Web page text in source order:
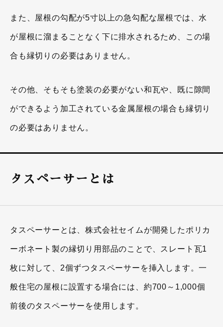
また、屋根の勾配が5寸以上の急勾配な屋根では、水
が屋根に溜まることなく下に排水されるため、この場
合も縁切りの必要はありません。
その他、そもそも塗装の必要がない和瓦や、既に隙間
ができるよう加工されている金属屋根の場合も縁切り
の必要はありません。
タスペーサーとは
タスペーサーとは、株式会社セイムが開発したポリカ
ーボネート製の縁切り用部品のことで、スレート瓦1
枚に対して、2個ずつタスペーサーを挿入します。一
般住宅の屋根に設置する場合には、約700～1,000個
前後のタスペーサーを使用します。